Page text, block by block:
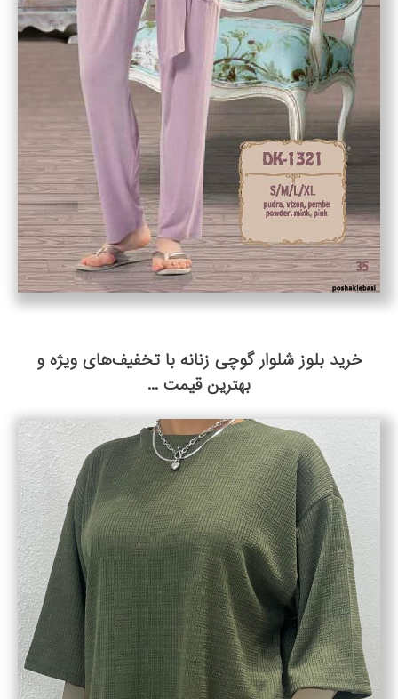
خرید بلوز شلوار گوچی زنانه با تخفیف‌های ویژه و
بهترین قیمت ...